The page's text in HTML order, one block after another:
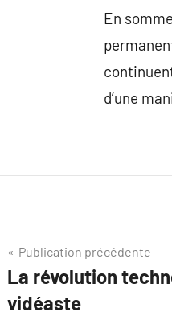
En
d’une
Navigation
de
l’article
Publication précédente
La révolution
vidéaste